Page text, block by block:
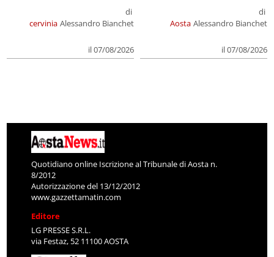
cervinia
di
Alessandro Bianchet
il 07/08/2026
Aosta
di
Alessandro Bianchet
il 07/08/2026
Quotidiano online Iscrizione al Tribunale di Aosta n.
8/2012
Autorizzazione del 13/12/2012
www.gazzettamatin.com
Editore
LG PRESSE S.R.L.
via Festaz, 52 11100 AOSTA